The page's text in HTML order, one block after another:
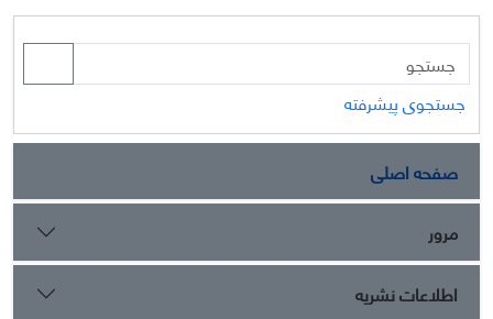
جستجوی پیشرفته
صفحه اصلی
مرور
اطلاعات نشریه